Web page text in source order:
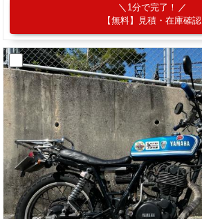
1分で完了！
【無料】見積・在庫確認